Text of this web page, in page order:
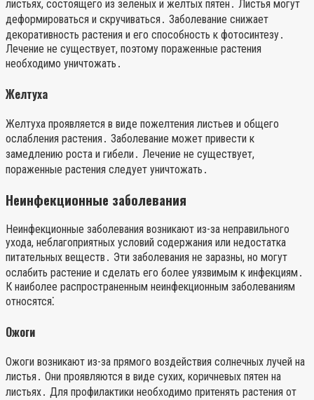
листьях, состоящего из зеленых и желтых пятен․ Листья могут
деформироваться и скручиваться․ Заболевание снижает
декоративность растения и его способность к фотосинтезу․
Лечение не существует, поэтому пораженные растения
необходимо уничтожать․
Желтуха
Желтуха проявляется в виде пожелтения листьев и общего
ослабления растения․ Заболевание может привести к
замедлению роста и гибели․ Лечение не существует,
пораженные растения следует уничтожать․
Неинфекционные заболевания
Неинфекционные заболевания возникают из-за неправильного
ухода, неблагоприятных условий содержания или недостатка
питательных веществ․ Эти заболевания не заразны, но могут
ослабить растение и сделать его более уязвимым к инфекциям․
К наиболее распространенным неинфекционным заболеваниям
относятся⁚
Ожоги
Ожоги возникают из-за прямого воздействия солнечных лучей на
листья․ Они проявляются в виде сухих, коричневых пятен на
листьях․ Для профилактики необходимо притенять растения от